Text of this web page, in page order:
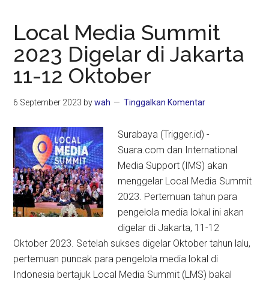
Local Media Summit
2023 Digelar di Jakarta
11-12 Oktober
6 September 2023 bywah Tinggalkan Komentar
Surabaya (Trigger.id) -
Suara.com dan International
Media Support (IMS) akan
menggelar Local Media Summit
2023. Pertemuan tahun para
pengelola media lokal ini akan
digelar di Jakarta, 11-12
Oktober 2023. Setelah sukses digelar Oktober tahun lalu,
pertemuan puncak para pengelola media lokal di
Indonesia bertajuk Local Media Summit (LMS) bakal